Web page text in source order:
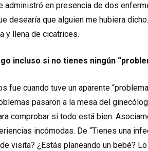
administró en presencia de dos
desearía que alguien me hubiera
y llena de cicatrices.
incluso si no tienes ningún
fue cuando tuve un aparente
pasaron a la mesa del
comprobar si todo está bien.
incómodas. De “Tienes una
visita? ¿Estás planeando un bebé?